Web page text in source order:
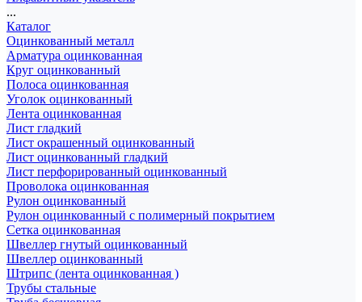
...
Каталог
Оцинкованный металл
Арматура оцинкованная
Круг оцинкованный
Полоса оцинкованная
Уголок оцинкованный
Лента оцинкованная
Лист гладкий
Лист окрашенный оцинкованный
Лист оцинкованный гладкий
Лист перфорированный оцинкованный
Проволока оцинкованная
Рулон оцинкованный
Рулон оцинкованный с полимерный покрытием
Сетка оцинкованная
Швеллер гнутый оцинкованный
Швеллер оцинкованный
Штрипс (лента оцинкованная )
Трубы стальные